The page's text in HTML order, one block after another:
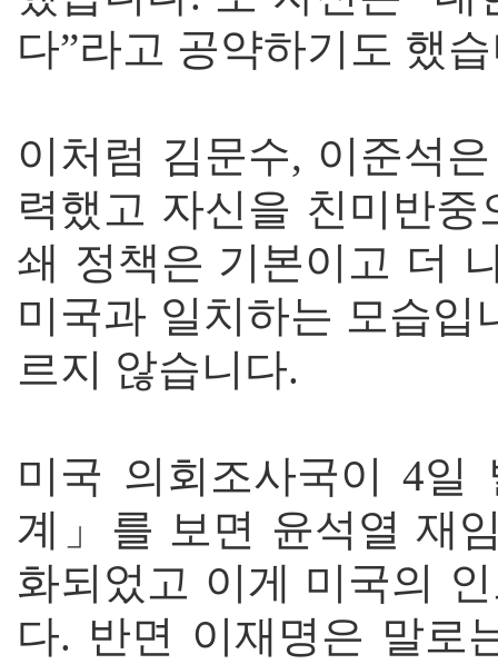
다”라고 공약하기도 했
이처럼 김문수, 이준석
력했고 자신을 친미반
쇄 정책은 기본이고 더
미국과 일치하는 모습입
르지 않습니다.
미국 의회조사국이 4
계」를 보면 윤석열 재
화되었고 이게 미국의
다. 반면 이재명은 말로